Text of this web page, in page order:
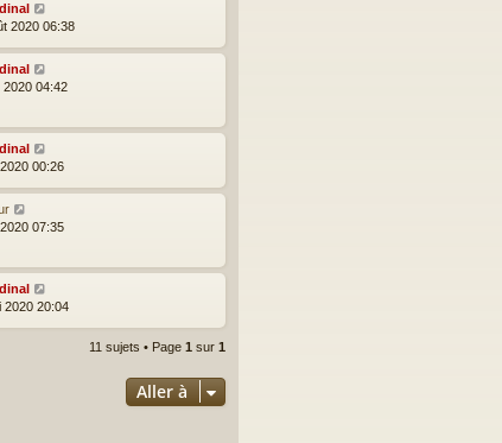
2020 06:38
2020 04:42
00:26
07:35
2020 20:04
11 sujets • Page 1 sur 1
Aller à